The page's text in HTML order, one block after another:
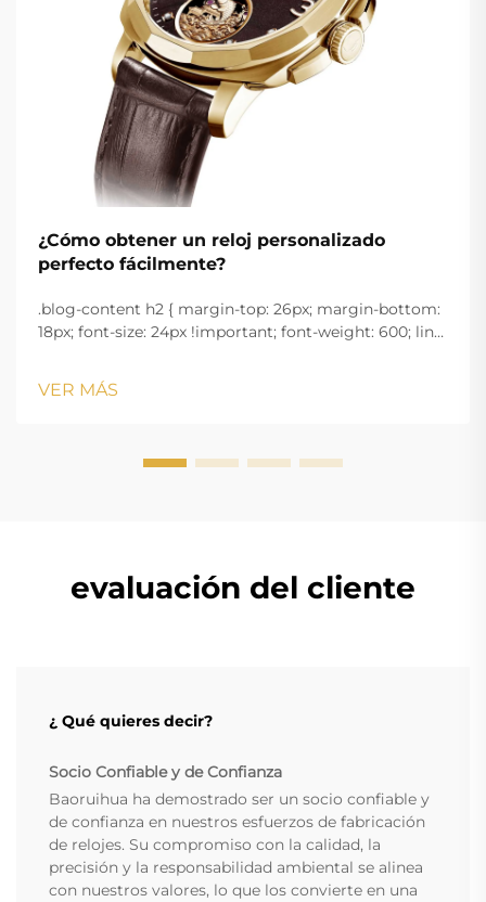
¿Cómo obtener un reloj personalizado
perfecto fácilmente?
.blog-content h2 { margin-top: 26px; margin-bottom:
18px; font-size: 24px !important; font-weight: 600; line-
margin-bottom: 18px; font-size: 20px !important; font-
w...
VER MÁS
evaluación del cliente
¿ Qué quieres decir?
Socio Confiable y de Confianza
Baoruihua ha demostrado ser un socio confiable y
de confianza en nuestros esfuerzos de fabricación
de relojes. Su compromiso con la calidad, la
precisión y la responsabilidad ambiental se alinea
con nuestros valores, lo que los convierte en una